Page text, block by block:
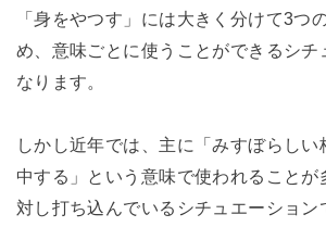
「身をやつす」には大きく分けて3つ
め、意味ごとに使うことができるシチ
なります。
しかし近年では、主に「みすぼらし
中する」という意味で使われることが
対し打ち込んでいるシチュエーション